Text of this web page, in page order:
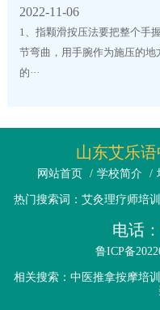
2022-11-06
1、指颗滑按压法要把整个手
节弯曲，用手腕作为施压的
的···
山东艾乐
网站首页 / 学校简介 /
热门搜索词：艾灸理疗师培
电话：
鲁ICP备
相关搜索：中医推拿按摩培